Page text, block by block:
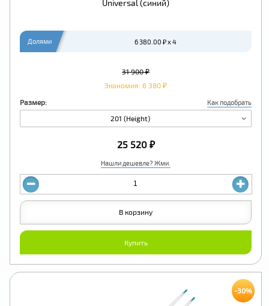
Universal (синий)
Долями 6 380.00 ₽ x 4
Размер: Как подобрать
201 (Height)
31 900 ₽
Экономия: 6 380 ₽
Нашли дешевле? Жми.
25 520 ₽
Купить
В корзину
-30%